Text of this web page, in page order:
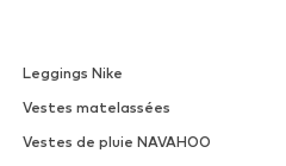
Leggings Nike
Vestes matelassées
Vestes de pluie NAVAHOO